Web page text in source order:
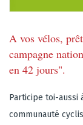
A vos vélos,
campagne
en 42 jours".
Participe toi-aussi
communauté